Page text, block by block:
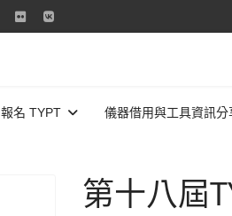
報名 TYPT 儀器借用與工具資訊分
第十八屆